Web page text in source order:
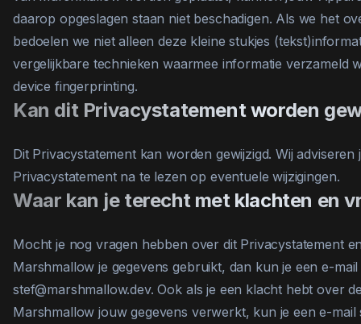
daarop opgeslagen staan niet beschadigen. Als we het
bedoelen we niet alleen deze kleine stukjes
vergelijkbare technieken waarmee informatie verzameld
device fingerprinting.
Kan dit Privacystatement worden
Dit Privacystatement kan worden gewijzigd. Wij adviseren
Privacystatement na te lezen op eventuele wijzigingen.
Waar kan je terecht met klachten en
Mocht je nog vragen hebben over dit Privacystatement
Marshmallow je gegevens gebruikt, dan kun je een e-
stef@marshmallow.dev. Ook als je een klacht hebt over
Marshmallow jouw gegevens verwerkt, kun je een e-